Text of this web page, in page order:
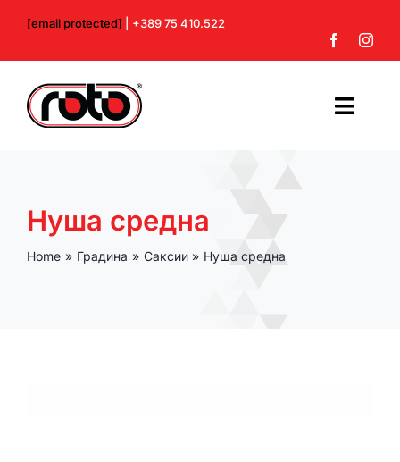
content
[email protected] | +389 75 410.522
Производи
Нуша средна
Home Градина Саксии Нуша средна